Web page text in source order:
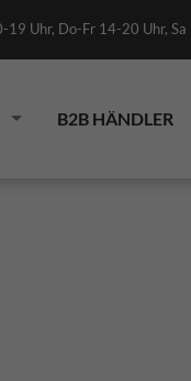
19 Uhr, Do-Fr 14-20 Uhr,
B2B HÄNDLER